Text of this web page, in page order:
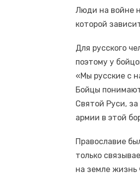
Люди на войне
которой
Для русского
поэтому у
«Мы русские с
Бойцы
Святой Руси,
армии в этой
Православие
только
на земле жизнь